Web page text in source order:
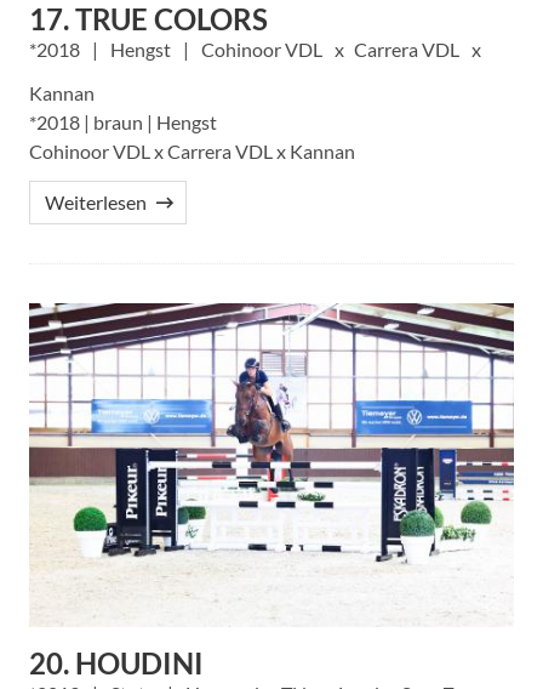
17. TRUE COLORS
2018 Hengst Cohinoor VDL
Carrera VDL
Kannan
*2018 | braun | Hengst
Cohinoor VDL x Carrera VDL x Kannan
Weiterlesen
20. HOUDINI